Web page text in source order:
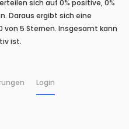
sich auf 0% positive, 0%
Daraus ergibt sich eine
5 Sternen. Insgesamt kann
ist.
Login